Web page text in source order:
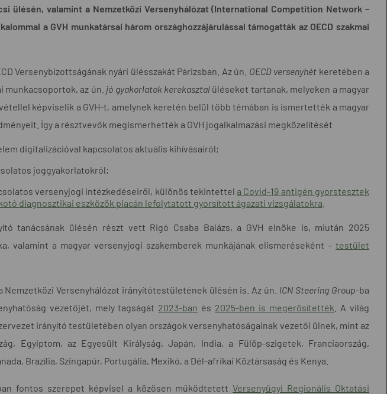
ülésén, valamint a Nemzetközi Versenyhálózat (International Competition Network –
a GVH munkatársai három országhozzájárulással támogatták az OECD szakmai
Versenybizottságának nyári ülésszakát Párizsban. Az ún. OECD versenyhét keretében a
az ún. jó gyakorlatok kerekasztal üléseket tartanak, melyeken a magyar
képviselik a GVH-t, amelynek keretén belül több témában is ismertették a magyar
Így a résztvevők megismerhették a GVH jogalkalmazási megközelítését
digitalizációval kapcsolatos aktuális kihívásairól;
joggyakorlatokról;
versenyjogi intézkedéseiről, különös tekintettel a Covid-19 antigén gyorstesztek
diagnosztikai eszközök piacán lefolytatott gyorsított ágazati vizsgálatokra
tanácsának ülésén részt vett Rigó Csaba Balázs, a GVH elnöke is, miután 2025
valamint a magyar versenyjogi szakemberek munkájának elismeréseként – testület
Nemzetközi Versenyhálózat irányítótestületének ülésén is. Az ún. ICN Steering Group-ba
vezetőjét, mely tagságát 2023-ban és 2025-ben is megerősítették . A világ
irányító testületében olyan országok versenyhatóságainak vezetői ülnek, mint az
Egyiptom, az Egyesült Királyság, Japán, India, a Fülöp-szigetek, Franciaország,
Brazília, Szingapúr, Portugália, Mexikó, a Dél-afrikai Köztársaság és Kenya.
fontos szerepet képvisel a közösen működtetettVersenyügyi Regionális Oktatási